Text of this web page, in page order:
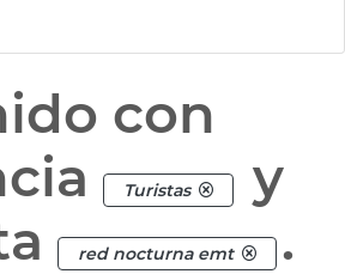
con
Turistas
y
red nocturna emt .